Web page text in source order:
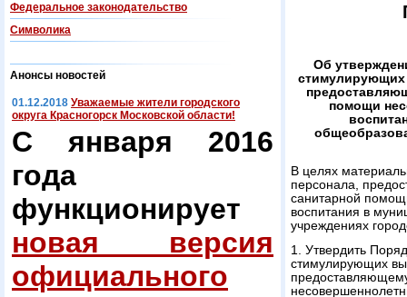
Федеральнoe законодательство
Символика
Анонсы новостей
01.12.2018 Уважаемые жители городского
округа Красногорск Московской области!
С января 2016
года
функционирует
новая версия
официального
Об
стимулирующих
помощи
В целях
персонала,
санитарной
воспитания в
учреждениях
1. Утвердить
стимулирующих